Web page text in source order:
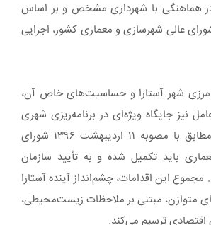
هماهنگی با شهرداری مشخص و بر اساس
عالی شهرسازی و معماری کشور، اجرایی
مرزی شهر آستارا و حساسیت‌های خاص آن،
نیز جایگاه ویژه‌ای در برنامه‌ریزی شهری
دارد. این مطالعات مطابق با مصوبه ۱۱ اردیبهشت ۱۳۹۶ شورای
باید تکمیل شده و به تأیید سازمان
مجموع این اقدامات، چشم‌انداز آینده آستارا
متوازن، مبتنی بر ملاحظات زیست‌محیطی،
ترسیم می‌کند.